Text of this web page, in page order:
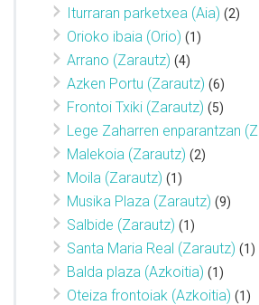
Iturraran parketxea (Aia) (2)
Orioko ibaia (Orio) (1)
Arrano (Zarautz) (4)
Azken Portu (Zarautz) (6)
Frontoi Txiki (Zarautz) (5)
Lege Zaharren enparantzan
Malekoia (Zarautz) (2)
Moila (Zarautz) (1)
Musika Plaza (Zarautz) (9)
Salbide (Zarautz) (1)
Santa Maria Real (Zarautz) (1)
Balda plaza (Azkoitia) (1)
Oteiza frontoiak (Azkoitia) (1)